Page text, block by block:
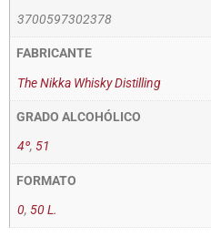
3700597302378
FABRICANTE
The Nikka Whisky Distilling
GRADO ALCOHÓLICO
4º, 51
FORMATO
0, 50 L.